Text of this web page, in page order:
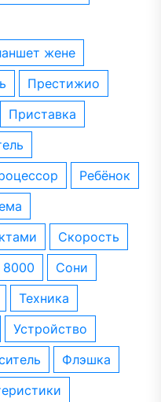
жене
престижио
приставка
ребёнок
скорость
8000
сони
техника
устройство
флэшка